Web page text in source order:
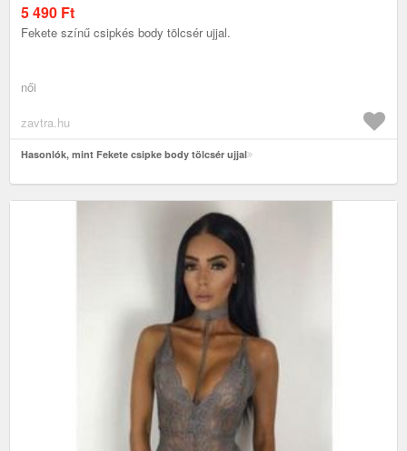
5 490 Ft
Fekete színű csipkés body tölcsér ujjal.
női
zavtra.hu
Hasonlók, mint Fekete csipke body tölcsér ujjal